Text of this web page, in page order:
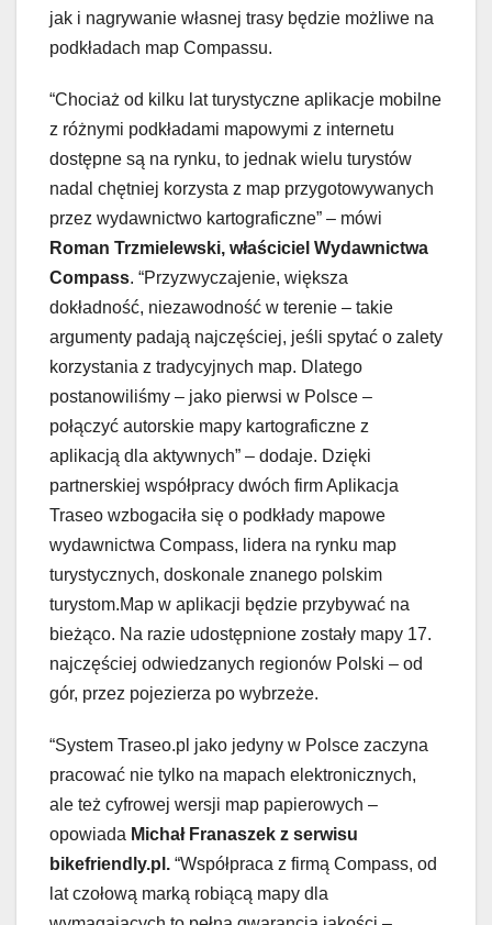
jak i nagrywanie własnej trasy będzie możliwe na
podkładach map Compassu.
“Chociaż od kilku lat turystyczne aplikacje mobilne
z różnymi podkładami mapowymi z internetu
dostępne są na rynku, to jednak wielu turystów
nadal chętniej korzysta z map przygotowywanych
przez wydawnictwo kartograficzne” – mówi
Roman Trzmielewski, właściciel Wydawnictwa
Compass. “Przyzwyczajenie, większa
dokładność, niezawodność w terenie – takie
argumenty padają najczęściej, jeśli spytać o zalety
korzystania z tradycyjnych map. Dlatego
postanowiliśmy – jako pierwsi w Polsce –
połączyć autorskie mapy kartograficzne z
aplikacją dla aktywnych” – dodaje. Dzięki
partnerskiej współpracy dwóch firm Aplikacja
Traseo wzbogaciła się o podkłady mapowe
wydawnictwa Compass, lidera na rynku map
turystycznych, doskonale znanego polskim
turystom.Map w aplikacji będzie przybywać na
bieżąco. Na razie udostępnione zostały mapy 17.
najczęściej odwiedzanych regionów Polski – od
gór, przez pojezierza po wybrzeże.
“System Traseo.pl jako jedyny w Polsce zaczyna
pracować nie tylko na mapach elektronicznych,
ale też cyfrowej wersji map papierowych –
opowiada Michał Franaszek z serwisu
bikefriendly.pl. “Współpraca z firmą Compass, od
lat czołową marką robiącą mapy dla